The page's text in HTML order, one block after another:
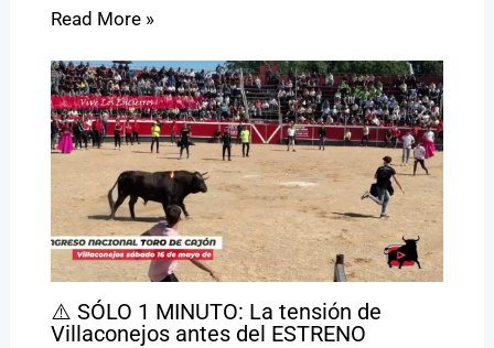
Read More »
⚠️ SÓLO 1 MINUTO: La tensión de
Villaconejos antes del ESTRENO